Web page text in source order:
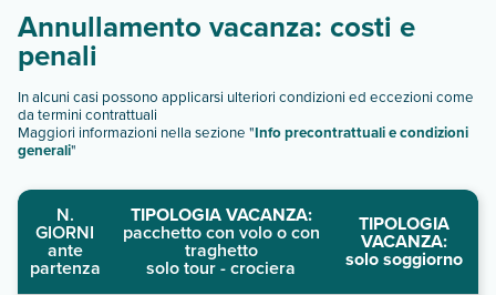
Annullamento vacanza: costi e
penali
In alcuni casi possono applicarsi ulteriori condizioni ed eccezioni come
da termini contrattuali
Maggiori informazioni nella sezione "Info precontrattuali e condizioni
generali"
N.
GIORNI
ante
partenza
TIPOLOGIA VACANZA:
pacchetto con volo o con
traghetto
solo tour - crociera
TIPOLOGIA
VACANZA:
solo soggiorno